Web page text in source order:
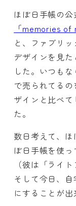
ほぼ日手帳の
「memories of
と、ファブリ
デザインを見
した。いつも
で売られてる
ザインと比べ
た。
数日考えて、
ぼ日手帳を使
（彼は「ライ
そして今日、
にすることが出